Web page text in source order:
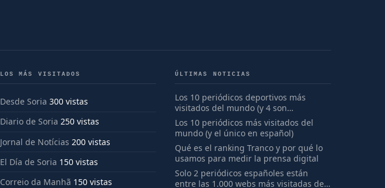
LOS MÁS VISITADOS
Desde Soria 300 vistas
Diario de Soria 250 vistas
Jornal de Notícias 200 vistas
El Día de Soria 150 vistas
Correio da Manhã 150 vistas
ÚLTIMAS NOTICIAS
Los 10 periódicos deportivos más
visitados del mundo (y 4 son
españoles)
Los 10 periódicos más visitados del
mundo (y el único en español)
Qué es el ranking Tranco y por qué lo
usamos para medir la prensa digital
Solo 2 periódicos españoles están
entre las 1.000 webs más visitadas del